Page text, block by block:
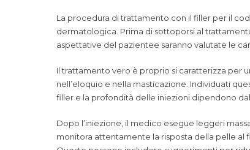
La procedura di trattamento con il filler per il
dermatologica. Prima di sottoporsi al
aspettative del pazientee saranno valutate le
Il trattamento vero è proprio si caratterizza per
nell’eloquio e nella masticazione. Individuati
filler e la profondità delle iniezioni dipendono
Dopo l’iniezione, il medico esegue leggeri
monitora attentamente la risposta della pelle al